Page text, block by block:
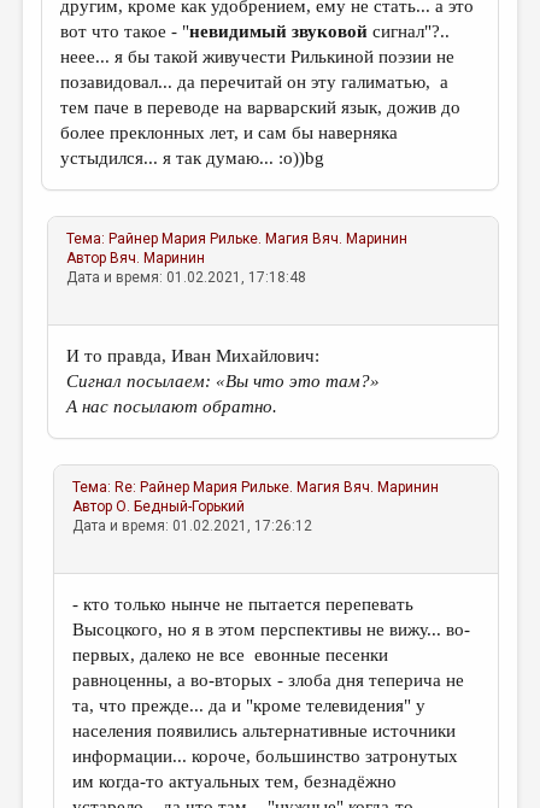
другим, кроме как удобрением, ему не стать... а это
вот что такое - "невидимый звуковой сигнал"?..
неее... я бы такой живучести Рилькиной поэзии не
позавидовал... да перечитай он эту галиматью, а
тем паче в переводе на варварский язык, дожив до
более преклонных лет, и сам бы наверняка
устыдился... я так думаю... :о))bg
Тема: Райнер Мария Рильке. Магия Вяч. Маринин
Автор Вяч. Маринин
Дата и время: 01.02.2021, 17:18:48
И то правда, Иван Михайлович:
Сигнал посылаем: «Вы что это там?»
А нас посылают обратно.
Тема: Re: Райнер Мария Рильке. Магия Вяч. Маринин
АвторО. Бедный-Горький
Дата и время: 01.02.2021, 17:26:12
- кто только нынче не пытается перепевать
Высоцкого, но я в этом перспективы не вижу... во-
первых, далеко не все евонные песенки
равноценны, а во-вторых - злоба дня теперича не
та, что прежде... да и "кроме телевидения" у
населения появились альтернативные источники
информации... короче, большинство затронутых
им когда-то актуальных тем, безнадёжно